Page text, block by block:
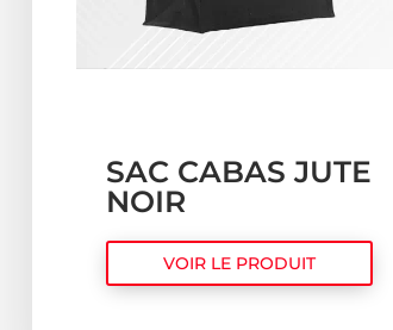
SAC CABAS JUTE
NOIR
VOIR LE PRODUIT